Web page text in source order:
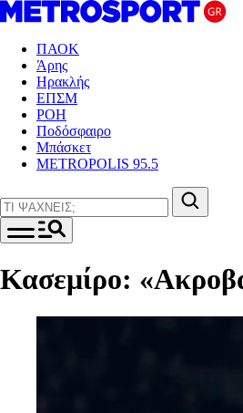
ΠΑΟΚ
Άρης
Ηρακλής
ΕΠΣΜ
ΡΟΗ
Ποδόσφαιρο
Μπάσκετ
METROPOLIS 95.5
Κασεμίρο: